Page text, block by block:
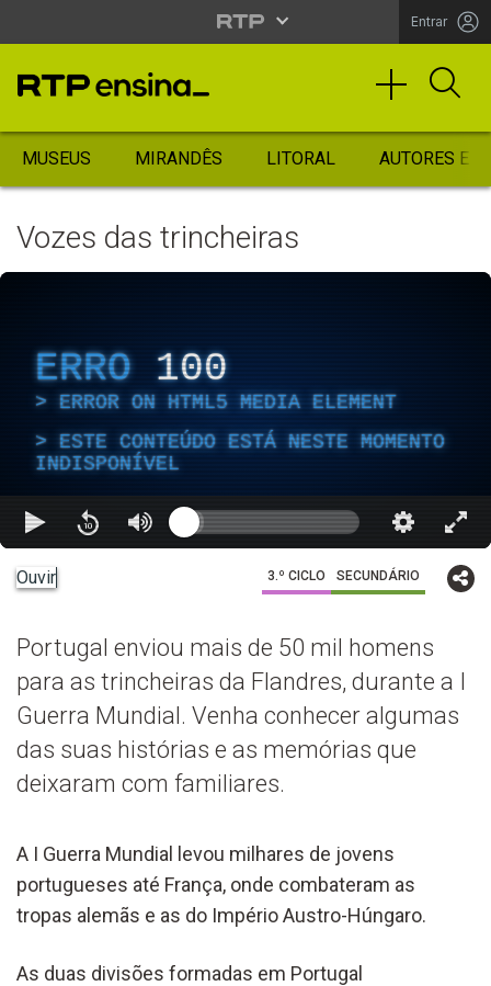
Entrar
MUSEUS MIRANDÊS LITORAL AUTORES
Vozes das trincheiras
ERRO 100
ERROR ON HTML5 MEDIA ELEMENT
ESTE CONTEÚDO ESTÁ NESTE MOMENTO
INDISPONÍVEL
Ouvir 3.º CICLO SECUNDÁRIO
Portugal enviou mais de 50 mil homens
para as trincheiras da Flandres, durante a I
Guerra Mundial. Venha conhecer algumas
das suas histórias e as memórias que
deixaram com familiares.
A I Guerra Mundial levou milhares de jovens
portugueses até França, onde combateram as
tropas alemãs e as do Império Austro-Húngaro.
As duas divisões formadas em Portugal